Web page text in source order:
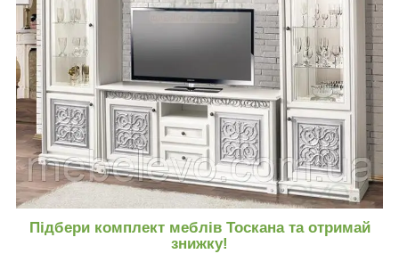
Підбери комплект меблів Тоскана та отримай
знижку!